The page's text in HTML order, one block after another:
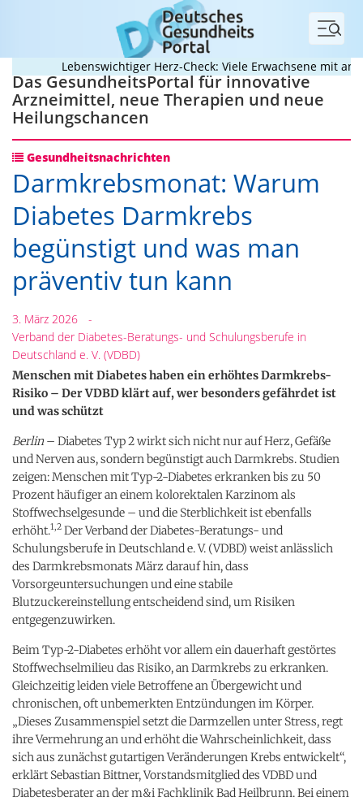
Menü
Lebenswichtiger Herz-Check: Viele Erwachsene mit
Das GesundheitsPortal für innovative
Arzneimittel, neue Therapien und neue
Heilungschancen
Gesundheitsnachrichten
Darmkrebsmonat: Warum
Diabetes Darmkrebs
begünstigt und was man
präventiv tun kann
3. März 2026
-
Verband der Diabetes-Beratungs- und Schulungsberufe in
Deutschland e. V. (VDBD)
Menschen mit Diabetes haben ein erhöhtes Darmkrebs-
Risiko – Der VDBD klärt auf, wer besonders gefährdet ist
und was schützt
Berlin– Diabetes Typ 2 wirkt sich nicht nur auf Herz, Gefäße
und Nerven aus, sondern begünstigt auch Darmkrebs. Studien
zeigen: Menschen mit Typ-2-Diabetes erkranken bis zu 50
Prozent häufiger an einem kolorektalen Karzinom als
Stoffwechselgesunde – und die Sterblichkeit ist ebenfalls
erhöht.1,2 Der Verband der Diabetes-Beratungs- und
Schulungsberufe in Deutschland e. V. (VDBD) weist anlässlich
des Darmkrebsmonats März darauf hin, dass
Vorsorgeuntersuchungen und eine stabile
Blutzuckereinstellung entscheidend sind, um Risiken
entgegenzuwirken.
Beim Typ-2-Diabetes erhöht vor allem ein dauerhaft gestörtes
Stoffwechselmilieu das Risiko, an Darmkrebs zu erkranken.
Gleichzeitig leiden viele Betroffene an Übergewicht und
chronischen, oft unbemerkten Entzündungen im Körper.
„Dieses Zusammenspiel setzt die Darmzellen unter Stress, regt
ihre Vermehrung an und erhöht die Wahrscheinlichkeit, dass
sich aus zunächst gutartigen Veränderungen Krebs entwickelt“,
erklärt Sebastian Bittner, Vorstandsmitglied des VDBD und
Diabetesberater an der m&i Fachklinik Bad Heilbrunn. Bei einem